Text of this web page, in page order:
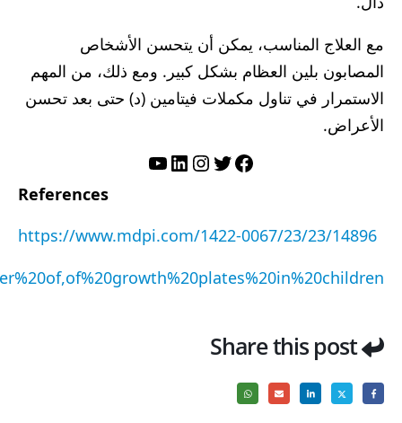
مع العلاج المناسب، يمكن أن يتحسن الأشخاص
المصابون بلين العظام بشكل كبير. ومع ذلك، من المهم
الاستمرار في تناول مكملات فيتامين (د) حتى بعد تحسن
الأعراض.
فيسبوك
تويترإنستجرام
لينكد إنيوتيوب
References
https://www.mdpi.com/1422-0067/23/23/14896
Share this post